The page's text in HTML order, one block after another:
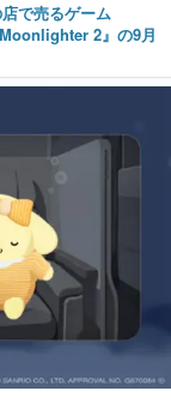
で売るゲーム
2』の9月